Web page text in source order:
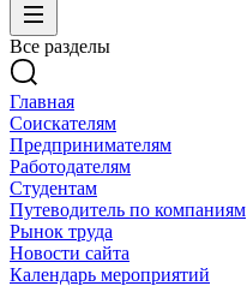
Все разделы
Главная
Соискателям
Предпринимателям
Работодателям
Студентам
Путеводитель по компаниям
Рынок труда
Новости сайта
Календарь мероприятий